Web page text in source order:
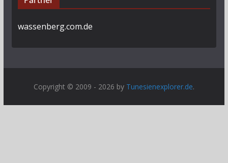
wassenberg.com.de
Copyright © 2009 - 2026 by Tunesienexplorer.de.